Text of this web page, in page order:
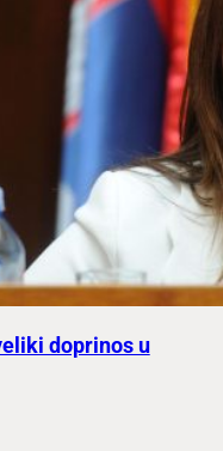
doprinos u